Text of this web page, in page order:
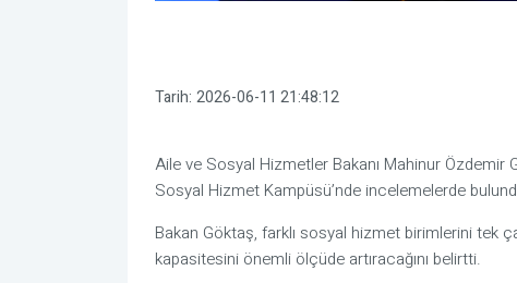
Tarih: 2026-06-11 21:48:12
Aile ve Sosyal Hizmetler Bakanı Mahinur Özdemir
Sosyal Hizmet Kampüsü’nde incelemelerde
Bakan Göktaş, farklı sosyal hizmet birimlerini tek
kapasitesini önemli ölçüde artıracağını belirtti.